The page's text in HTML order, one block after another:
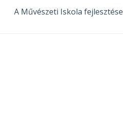
A Művészeti Iskola fejlesztése